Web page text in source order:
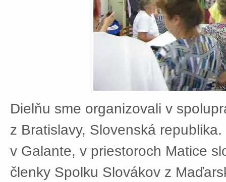
Dielňu sme organizovali v
z Bratislavy, Slovenská
v Galante, v priestoroch Matice
členky Spolku Slovákov z